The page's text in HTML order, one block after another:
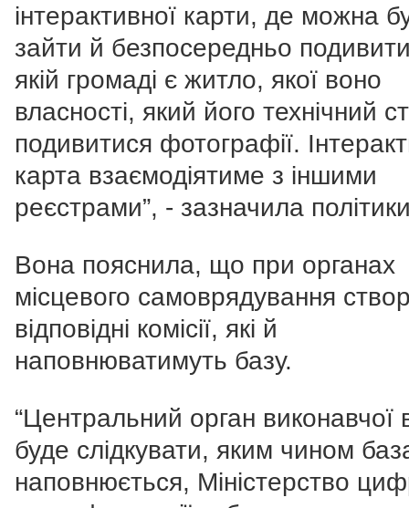
інтерактивної карти, де можна
зайти й безпосередньо
якій громаді є житло, якої воно
власності, який його технічний
подивитися фотографії.
карта взаємодіятиме з іншими
реєстрами”, - зазначила
Вона пояснила, що при органах
місцевого самоврядування
відповідні комісії, які й
наповнюватимуть базу.
“Центральний орган виконавчої
буде слідкувати, яким чином
наповнюється, Міністерство